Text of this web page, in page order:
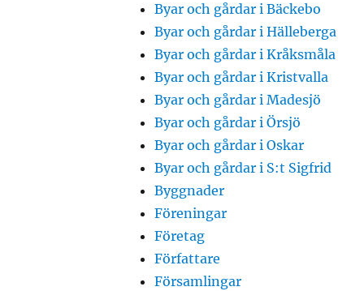
Byar och gårdar i Bäckebo
Byar och gårdar i Hälleberga
Byar och gårdar i Kråksmåla
Byar och gårdar i Kristvalla
Byar och gårdar i Madesjö
Byar och gårdar i Örsjö
Byar och gårdar i Oskar
Byar och gårdar i S:t Sigfrid
Byggnader
Föreningar
Företag
Författare
Församlingar